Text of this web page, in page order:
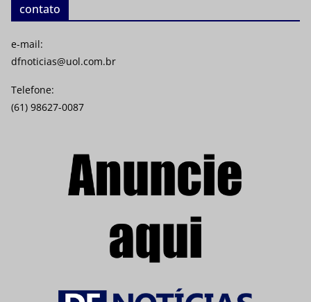
contato
e-mail:
dfnoticias@uol.com.br
Telefone:
(61) 98627-0087